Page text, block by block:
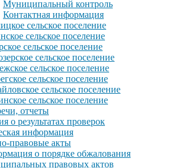
Муниципальный контроль
Контактная информация
сельское поселение
сельское поселение
сельское поселение
сельское поселение
сельское поселение
сельское поселение
сельское поселение
сельское поселение
отчеты
о результатах проверок
информация
правовые акты
о порядке обжалования
правовых актов